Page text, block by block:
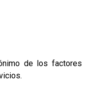
de los factores